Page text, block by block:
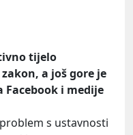
tijelo
a još gore je
i medije
s ustavnosti